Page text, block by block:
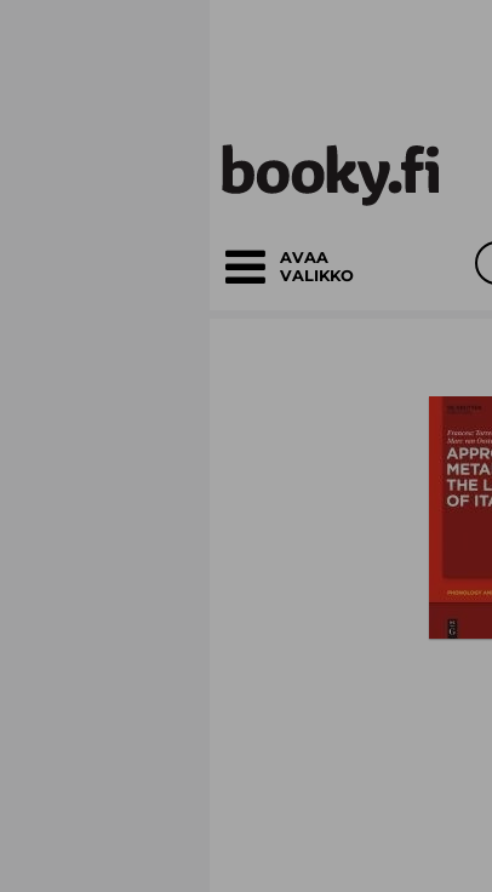
AVAA
VALIKKO